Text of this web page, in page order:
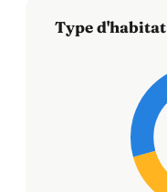
Type d'habitat